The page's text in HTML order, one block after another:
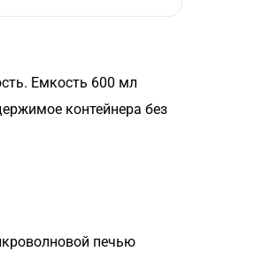
Емкость 600 мл
контейнера без
печью